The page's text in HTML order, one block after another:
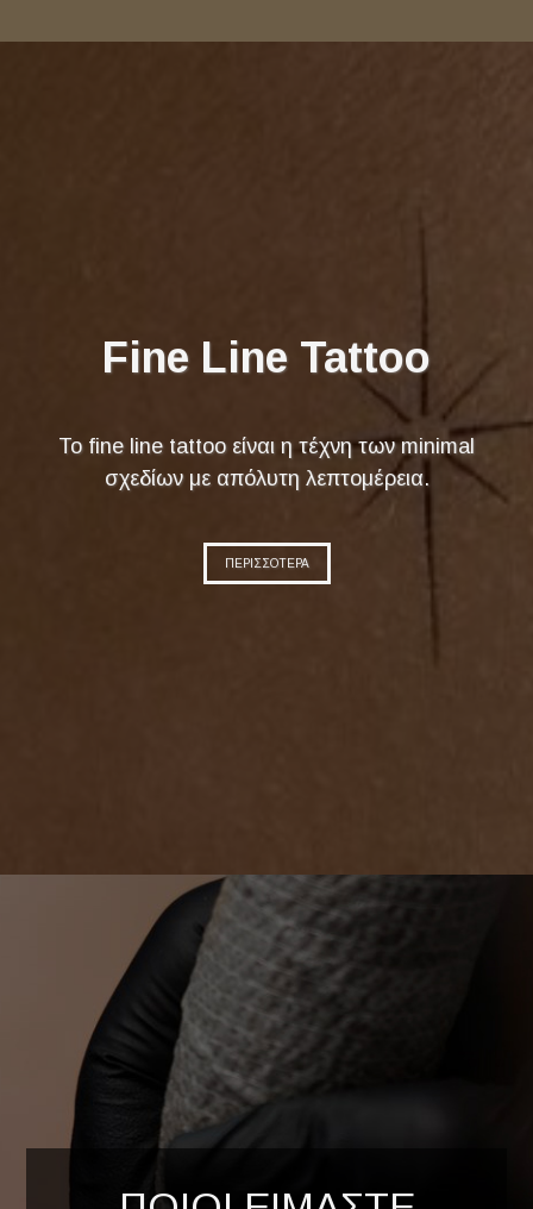
Fine Line Tattoo
Το fine line tattoo είναι η τέχνη των minimal
σχεδίων με απόλυτη λεπτομέρεια.
ΠΕΡΙΣΣΟΤΕΡΑ